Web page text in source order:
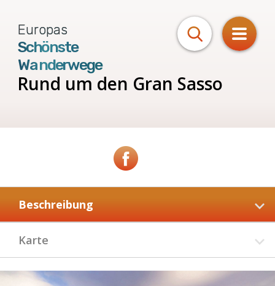
Europas
Schönste
Wanderwege
Rund um den Gran Sasso
Beschreibung
Karte